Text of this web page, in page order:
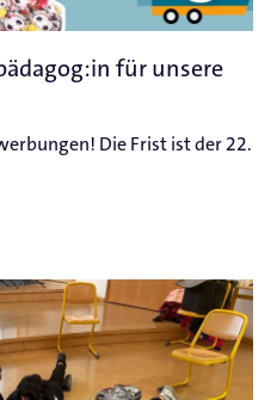
für unsere
Die Frist ist der 22.